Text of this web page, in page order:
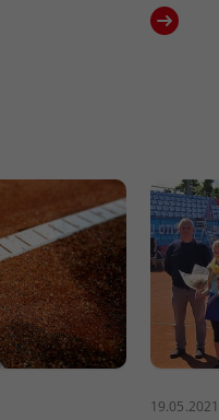
19.05.2021